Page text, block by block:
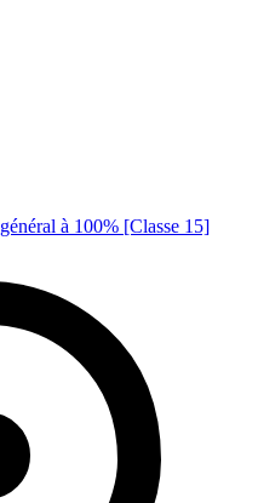
à 100% [Classe 15]